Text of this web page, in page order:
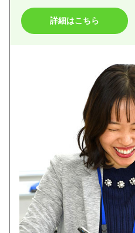
詳細はこちら